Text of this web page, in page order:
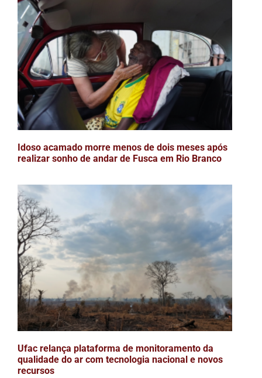
Idoso acamado morre menos de dois meses após
realizar sonho de andar de Fusca em Rio Branco
Ufac relança plataforma de monitoramento da
qualidade do ar com tecnologia nacional e novos
recursos